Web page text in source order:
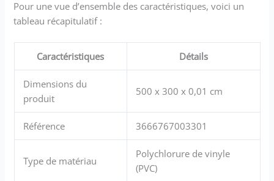
Pour une vue d’ensemble des caractéristiques, voici un
tableau récapitulatif :
Caractéristiques Détails
Dimensions du
produit
500 x 300 x 0,01 cm
Référence 3666767003301
Type de matériau
Polychlorure de vinyle
(PVC)